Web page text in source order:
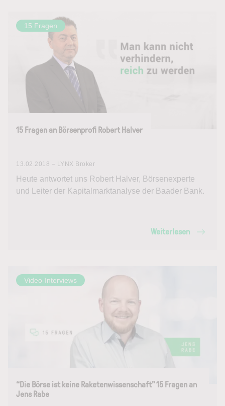
15 Fragen
15 Fragen an Börsenprofi Robert Halver
13.02.2018 – LYNX Broker
Heute antwortet uns Robert Halver, Börsenexperte
und Leiter der Kapitalmarktanalyse der Baader Bank.
Weiterlesen
Video-Interviews
“Die Börse ist keine Raketenwissenschaft” 15 Fragen an
Jens Rabe